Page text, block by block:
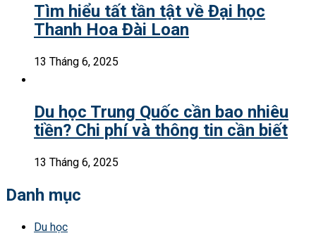
Tìm hiểu tất tần tật về Đại học
Thanh Hoa Đài Loan
13 Tháng 6, 2025
Du học Trung Quốc cần bao nhiêu
tiền? Chi phí và thông tin cần biết
13 Tháng 6, 2025
Danh mục
Du học